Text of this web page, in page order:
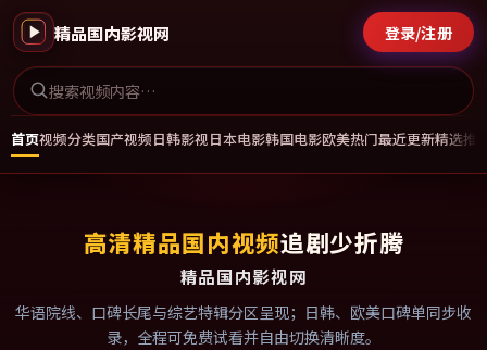
精品国内影视网 登录/注册
首页视频分类国产视频日韩影视日本电影韩国电影欧美热门最近更新精选推
高清精品国内视频追剧少折腾
精品国内影视网
华语院线、口碑长尾与综艺特辑分区呈现；日韩、欧美口碑单同步收
录，全程可免费试看并自由切换清晰度。